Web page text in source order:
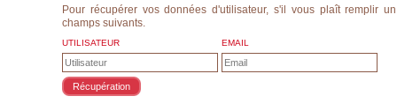
Pour récupérer vos données d'utilisateur, s'il vous plaît remplir
champs suivants.
UTILISATEUR EMAIL